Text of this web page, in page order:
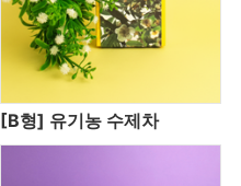
[B형] 유기농 수제차